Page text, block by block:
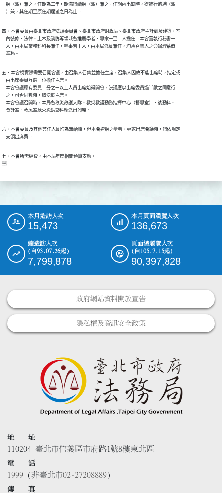
    聘（派）兼之，任期為二年，期滿得續聘（派）兼之，任期內出缺時，得補行遴聘（派
四、本會委員由臺北市政府法規委員會、臺北市政府財政局、臺北市政府主計處及建築、室
    內裝修、法律、土木及消防等領域各推薦學者、專家一至二人擔任。本會置執行秘書一
    人，由本局業務科科長兼任，幹事若干人，由本局派員兼任，均承召集人之命辦理幕僚
五、本會視實際需要召開會議，由召集人召集並擔任主席，召集人因故不能出席時，指定或
    由出席委員互選一位擔任主席。
    本會會議應有委員二分之一以上人員出席始得開會，決議應以出席委員過半數之同意行
    之，可否同數時，取決於主席。
    本會會議召開時，本局各救災救護大隊、救災救護勤務指揮中心（督導室）、後勤科、
六、本會委員及其他兼任人員均為無給職，但本會遴聘之學者、專家出席會議時，得依規定
七、本會所需經費，由本局年度相關預算支應。
::: 本月造訪人次
15,473
本月頁面瀏覽人次
136,673
總造訪人次
(自93.07.26起)
7,799,878
頁面總瀏覽人次
(自105.7.15起)
90,397,828
政府網站資料開放宣告
隱私權及資訊安全政策
地 址
110204 臺北市信義區市府路1號8樓東北區
電 話
1999 (非臺北市02-27208889)
傳 真